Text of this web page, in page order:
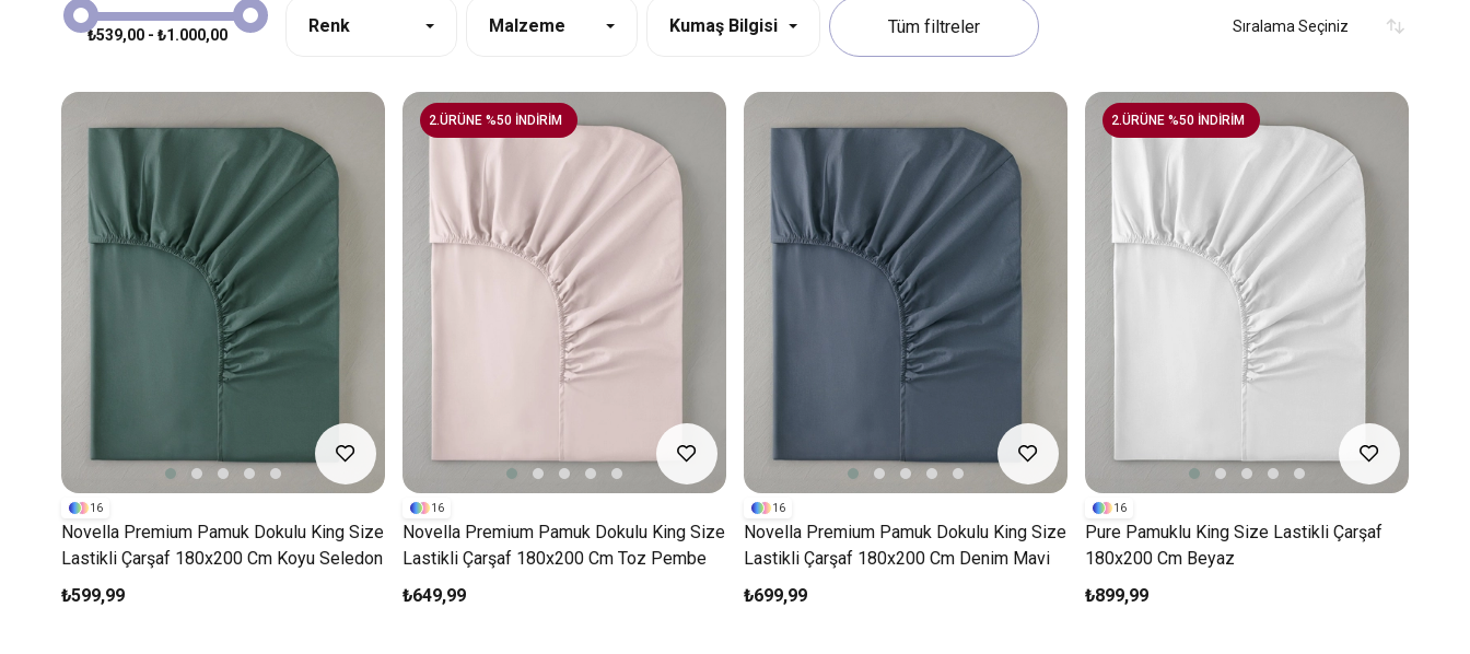
₺539,00 - ₺1.000,00 Renk Malzeme Kumaş Bilgisi
Novella Premium Pamuk Dokulu King Size
Lastikli Çarşaf 180x200 Cm Koyu Seledon
₺599,99
16
Novella Premium Pamuk Dokulu King Size
Lastikli Çarşaf 180x200 Cm Toz Pembe
₺649,99
16
2.ÜRÜNE %50 İNDİRİM
Novella Premium Pamuk Dokulu King Size
Lastikli Çarşaf 180x200 Cm Denim Mavi
₺699,99
16
Pure Pamuklu King Size Lastikli Çarşaf
180x200 Cm Beyaz
₺899,99
16
2.ÜRÜNE %50 İNDİRİM